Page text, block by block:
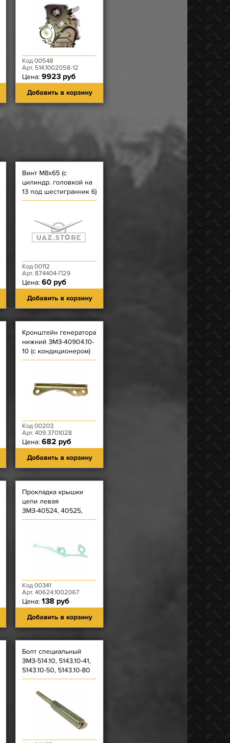
Код 00548
Арт. 514.1002058-12
Цена: 9923 руб
Добавить в корзину
Винт М8х65 (с
цилиндр. головкой на
13 под шестигранник 6)
крышки цепи длинный,
Код 00112
Арт. 874404-П29
Цена: 60 руб
Добавить в корзину
Кронштейн генератора
нижний ЗМЗ-40904.10-
10 (с кондиционером)
Код 00203
Арт. 409.3701028
Цена: 682 руб
Добавить в корзину
Прокладка крышки
цепи левая
ЗМЗ-40524, 40525,
40904 (Фритекс) -
Код 00341
Арт. 40624.1002067
Цена: 138 руб
Добавить в корзину
Болт специальный
ЗМЗ-514.10, 5143.10-41,
5143.10-50, 5143.10-80